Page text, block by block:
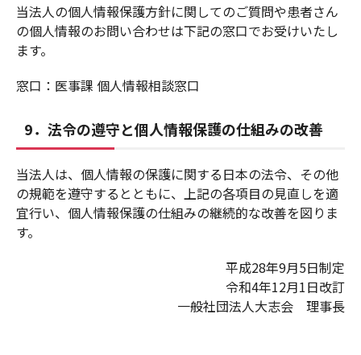
当法人の個人情報保護方針に関してのご質問や患者さん
の個人情報のお問い合わせは下記の窓口でお受けいたし
ます。
窓口：医事課 個人情報相談窓口
9．法令の遵守と個人情報保護の仕組みの改善
当法人は、個人情報の保護に関する日本の法令、その他
の規範を遵守するとともに、上記の各項目の見直しを適
宜行い、個人情報保護の仕組みの継続的な改善を図りま
す。
平成28年9月5日制定
令和4年12月1日改訂
一般社団法人大志会 理事長